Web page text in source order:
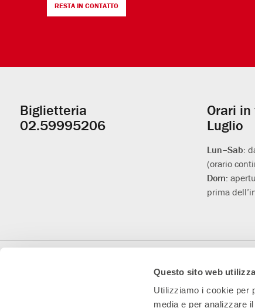
Questo sito web
Utilizziamo i cookie per
media e per analizzare
RESTA IN CONTATTO
Informazioni
utili
Biglietteria
02.59995206
Orari
Luglio
Lun–Sab:
(orario
Dom:
prima
Con il sostegno di Teatro